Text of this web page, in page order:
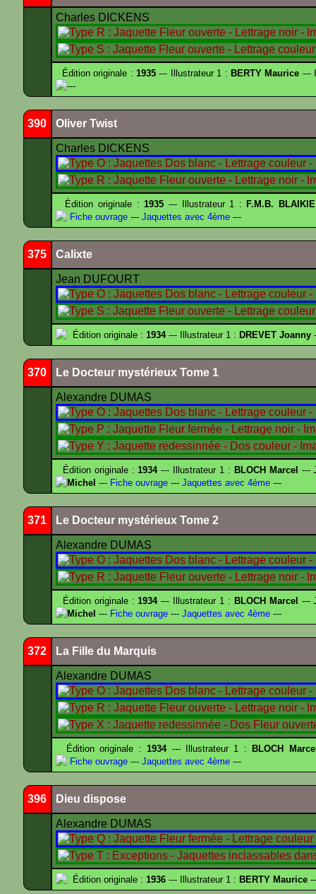
Charles DICKENS
Édition originale : 1935--- Illustrateur 1 : BERTY Maurice ---
---
390 Oliver Twist
Charles DICKENS
Édition originale :1935 --- Illustrateur 1 : F.M.B.
Fiche ouvrage --- Jaquettes avec 4ème ---
375 Calixte
Jean DUFOURT
Édition originale : 1934--- Illustrateur 1 : DREVET Joanny
370 Le Docteur mystérieux Tome 1
Alexandre DUMAS
Édition originale :1934--- Illustrateur 1 : BLOCH Marcel ---
Michel --- Fiche ouvrage --- Jaquettes avec 4ème ---
371 Le Docteur mystérieux Tome 2
Alexandre DUMAS
Édition originale :1934--- Illustrateur 1 : BLOCH Marcel ---
Michel --- Fiche ouvrage --- Jaquettes avec 4ème ---
372 La Fille du Marquis
Alexandre DUMAS
Édition originale :1934--- Illustrateur 1 :
BLOCH
Fiche ouvrage --- Jaquettes avec 4ème ---
396 Dieu dispose
Alexandre DUMAS
Édition originale : 1936 --- Illustrateur 1 : BERTY Maurice